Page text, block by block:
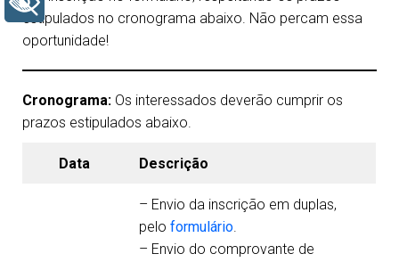
estipulados no cronograma abaixo. Não percam essa
oportunidade!
Cronograma: Os interessados deverão cumprir os
prazos estipulados abaixo.
Data Descrição
– Envio da inscrição em duplas,
pelo formulário.
– Envio do comprovante de